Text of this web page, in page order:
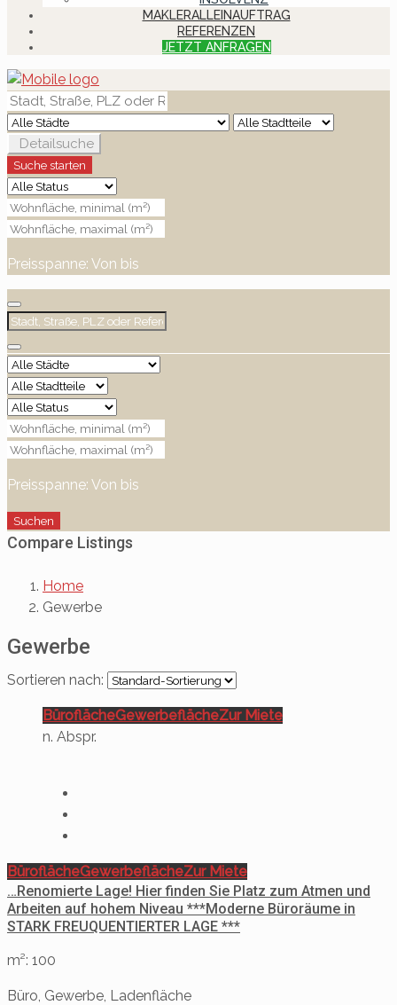
MAKLERALLEINAUFTRAG
REFERENZEN
JETZT ANFRAGEN
Detailsuche
Suche starten
Preisspanne: Von bis
Preisspanne: Von bis
Suchen
Compare Listings
Home
Gewerbe
Gewerbe
Sortieren nach:
BüroflächeGewerbeflächeZur Miete
n. Abspr.
BüroflächeGewerbeflächeZur Miete
…Renomierte Lage! Hier finden Sie Platz zum Atmen und
Arbeiten auf hohem Niveau ***Moderne Büroräume in
STARK FREUQUENTIERTER LAGE ***
m²: 100
Büro, Gewerbe, Ladenfläche